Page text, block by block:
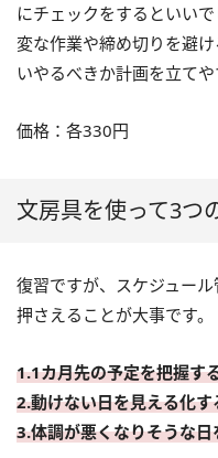
にチェックをするといい
変な作業や締め切りを避
いやるべきか計画を立てや
価格：各330円
文房具を使って3つ
復習ですが、スケジュー
押さえることが大事です。
1.1カ月先の予定を把握す
2.動けない日を見える化す
3.体調が悪くなりそうな